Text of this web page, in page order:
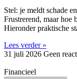
Stel: je meldt schade
Frustrerend, maar
Hieronder praktische
Lees verder »
31 juli 2026 Geen
Financieel